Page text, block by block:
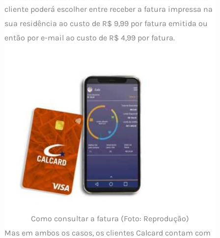
cliente poderá escolher entre receber a fatura impressa na
sua residência ao custo de R$ 9,99 por fatura emitida ou
então por e-mail ao custo de R$ 4,99 por fatura.
Como consultar a fatura (Foto: Reprodução)
Mas em ambos os casos, os clientes Calcard contam com